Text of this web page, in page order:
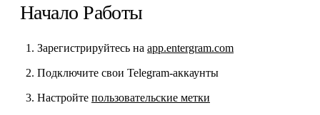
Начало Работы
Зарегистрируйтесь на app.entergram.com
Подключите свои Telegram-аккаунты
Настройте пользовательские метки